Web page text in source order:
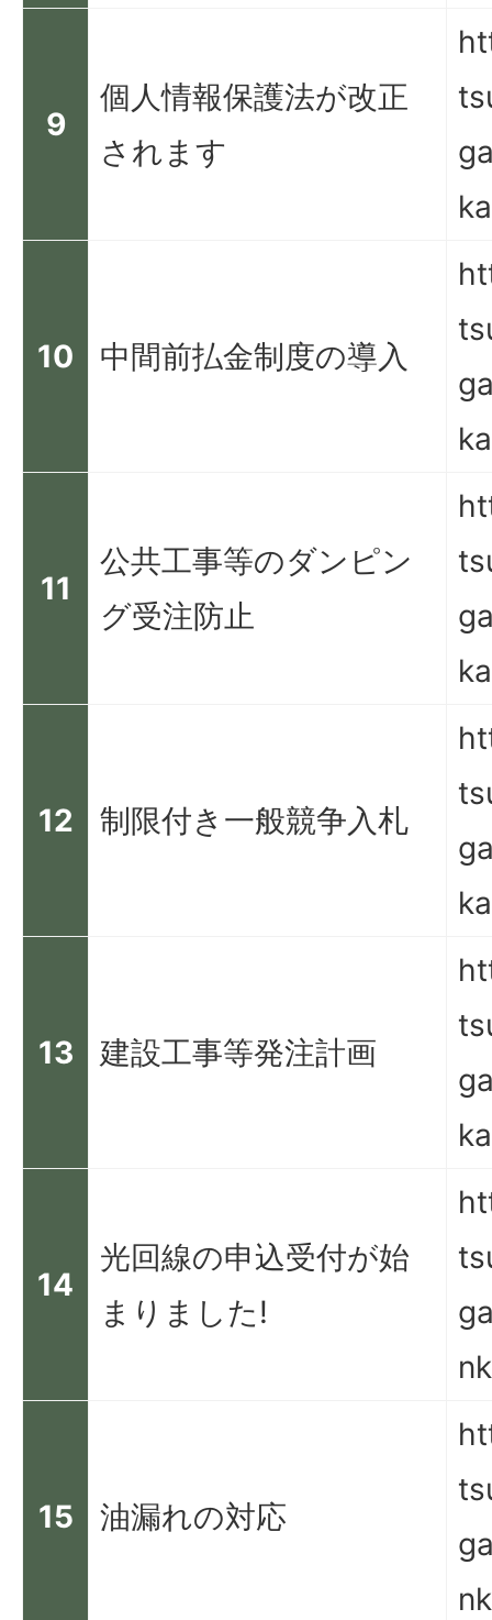
9
個人情報保護法が改正
されます
10 中間前払金制度の導入
11
公共工事等のダンピン
グ受注防止
12 制限付き一般競争入札
13 建設工事等発注計画
14
光回線の申込受付が始
まりました!
15 油漏れの対応